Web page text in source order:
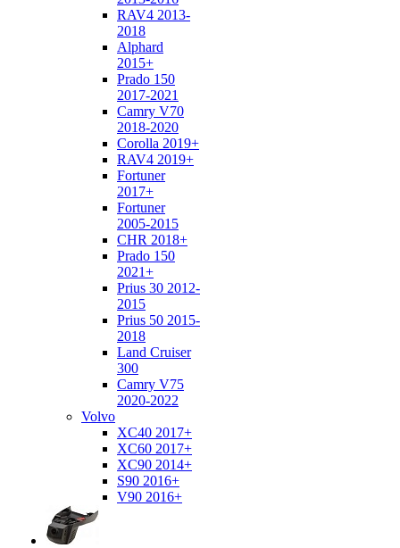
RAV4 2013-
2018
Alphard
2015+
Prado 150
2017-2021
Camry V70
2018-2020
Corolla 2019+
RAV4 2019+
Fortuner
2017+
Fortuner
2005-2015
CHR 2018+
Prado 150
2021+
Prius 30 2012-
2015
Prius 50 2015-
2018
Land Cruiser
300
Camry V75
2020-2022
Volvo
XC40 2017+
XC60 2017+
XC90 2014+
S90 2016+
V90 2016+